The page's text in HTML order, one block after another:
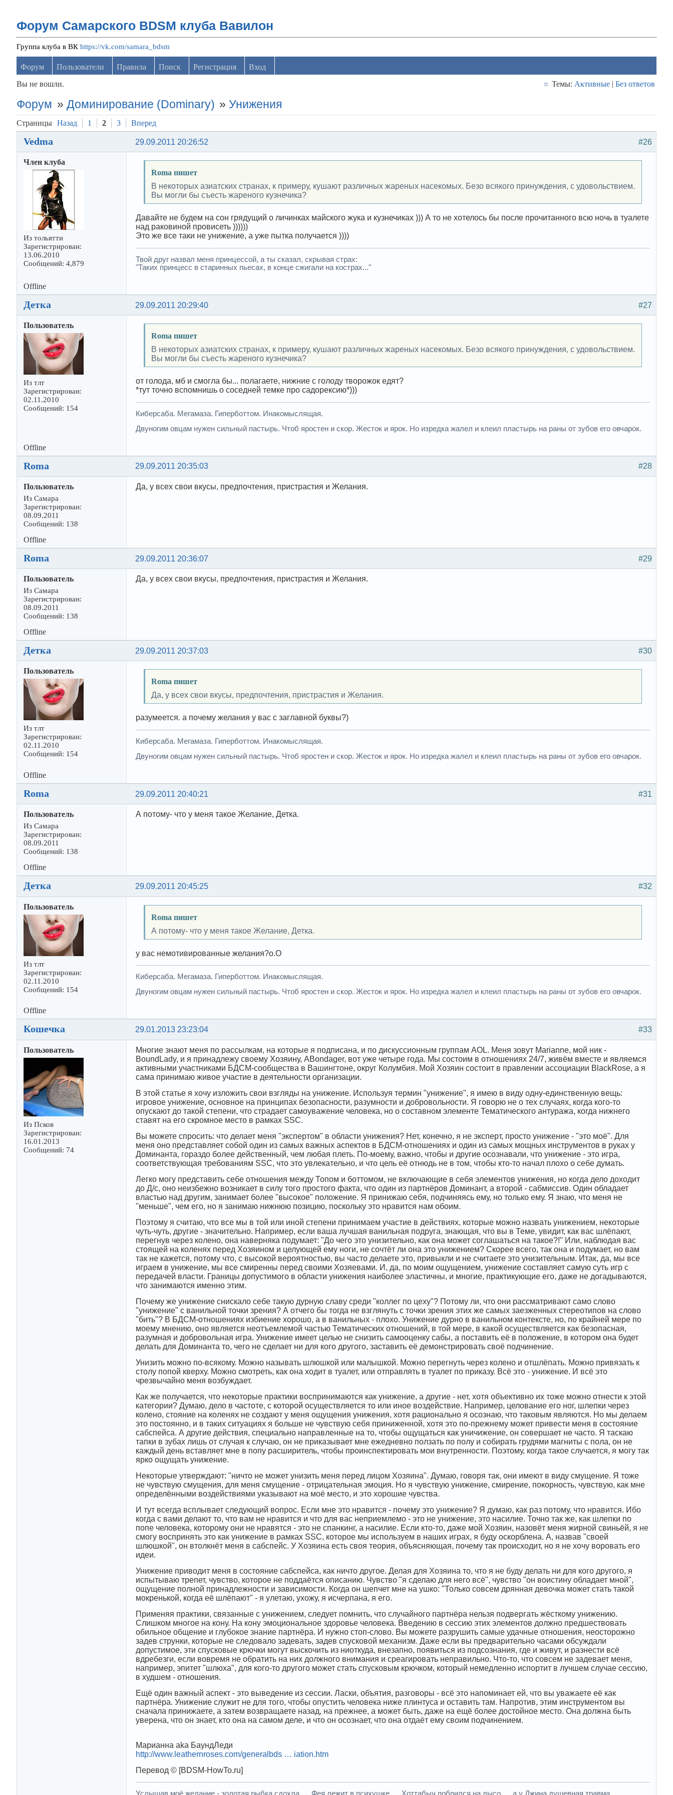
Форум Самарского BDSM клуба Вавилон
Группа клуба в ВКhttps://vk.com/samara_bdsm
Форум Пользователи Правила Поиск Регистрация
Вход
Вы не вошли.
Темы: Активные| Без ответов
Форум » Доминирование (Dominary) »Унижения
Страницы Назад 1 2 3 Вперед
#26
29.09.2011 20:26:52
Vedma
Член клуба
Из тольятти
Зарегистрирован:
13.06.2010
Сообщений: 4,879
Roma пишет
В некоторых азиатских странах, к примеру, кушают различных жареных насекомых. Безо всякого принуждения, с удовольствием.
Вы могли бы съесть жареного кузнечика?
Давайте не будем на сон грядущий о личинках майского жука и кузнечиках ))) А то не хотелось бы после прочитанного всю ночь в туалете
над раковиной провисеть ))))))
Это же все таки не унижение, а уже пытка получается ))))
Твой друг назвал меня принцессой, а ты сказал, скрывая страх:
"Таких принцесс в старинных пьесах, в конце сжигали на кострах..."
Offline
#27
29.09.2011 20:29:40
Деткa
Пользователь
Из тлт
Зарегистрирован:
02.11.2010
Сообщений: 154
Roma пишет
В некоторых азиатских странах, к примеру, кушают различных жареных насекомых. Безо всякого принуждения, с удовольствием.
Вы могли бы съесть жареного кузнечика?
от голода, мб и смогла бы... полагаете, нижние с голоду творожок едят?
*тут точно вспомнишь о соседней темке про садорексию*)))
Киберсаба. Мегамаза. Гиперботтом. Инакомыслящая.
Двуногим овцам нужен сильный пастырь. Чтоб яростен и скор. Жесток и ярок. Но изредка жалел и клеил пластырь на раны от зубов его овчарок.
Offline
#28
29.09.2011 20:35:03
Roma
Пользователь
Из Самара
Зарегистрирован:
08.09.2011
Сообщений: 138
Да, у всех свои вкусы, предпочтения, пристрастия и Желания.
Offline
#29
29.09.2011 20:36:07
Roma
Пользователь
Из Самара
Зарегистрирован:
08.09.2011
Сообщений: 138
Да, у всех свои вкусы, предпочтения, пристрастия и Желания.
Offline
#30
29.09.2011 20:37:03
Деткa
Пользователь
Из тлт
Зарегистрирован:
02.11.2010
Сообщений: 154
Roma пишет
Да, у всех свои вкусы, предпочтения, пристрастия и Желания.
разумеется. а почему желания у вас с заглавной буквы?)
Киберсаба. Мегамаза. Гиперботтом. Инакомыслящая.
Двуногим овцам нужен сильный пастырь. Чтоб яростен и скор. Жесток и ярок. Но изредка жалел и клеил пластырь на раны от зубов его овчарок.
Offline
#31
29.09.2011 20:40:21
Roma
Пользователь
Из Самара
Зарегистрирован:
08.09.2011
Сообщений: 138
А потому- что у меня такое Желание, Детка.
Offline
#32
29.09.2011 20:45:25
Деткa
Пользователь
Из тлт
Зарегистрирован:
02.11.2010
Сообщений: 154
Roma пишет
А потому- что у меня такое Желание, Детка.
у вас немотивированные желания?о.О
Киберсаба. Мегамаза. Гиперботтом. Инакомыслящая.
Двуногим овцам нужен сильный пастырь. Чтоб яростен и скор. Жесток и ярок. Но изредка жалел и клеил пластырь на раны от зубов его овчарок.
Offline
#33
29.01.2013 23:23:04
Кошечка
Пользователь
Из Псков
Зарегистрирован:
16.01.2013
Сообщений: 74
Многие знают меня по рассылкам, на которые я подписана, и по дискуссионным группам AOL. Меня зовут Marianne, мой ник -
BoundLady, и я принадлежу своему Хозяину, ABondager, вот уже четыре года. Мы состоим в отношениях 24/7, живём вместе и являемся
активными участниками БДСМ-сообщества в Вашингтоне, округ Колумбия. Мой Хозяин состоит в правлении ассоциации BlackRose, а я
сама принимаю живое участие в деятельности организации.
В этой статье я хочу изложить свои взгляды на унижение. Используя термин "унижение", я имею в виду одну-единственную вещь:
игровое унижение, основное на принципах безопасности, разумности и добровольности. Я говорю не о тех случаях, когда кого-то
опускают до такой степени, что страдает самоуважение человека, но о составном элементе Тематического антуража, когда нижнего
ставят на его скромное место в рамках SSC.
Вы можете спросить: что делает меня "экспертом" в области унижения? Нет, конечно, я не эксперт, просто унижение - "это моё". Для
меня оно представляет собой один из самых важных аспектов в БДСМ-отношениях и один из самых мощных инструментов в руках у
Доминанта, гораздо более действенный, чем любая плеть. По-моему, важно, чтобы и другие осознавали, что унижение - это игра,
соответствующая требованиям SSC, что это увлекательно, и что цель её отнюдь не в том, чтобы кто-то начал плохо о себе думать.
Легко могу представить себе отношения между Топом и боттомом, не включающие в себя элементов унижения, но когда дело доходит
до Д/с, оно неизбежно возникает в силу того простого факта, что один из партнёров Доминант, а второй - сабмиссив. Один обладает
властью над другим, занимает более "высокое" положение. Я принижаю себя, подчиняясь ему, но только ему. Я знаю, что меня не
"меньше", чем его, но я занимаю нижнюю позицию, поскольку это нравится нам обоим.
Поэтому я считаю, что все мы в той или иной степени принимаем участиe в действиях, которые можно назвать унижением, некоторые
чуть-чуть, другие - значительно. Например, если ваша лучшая ванильная подруга, знающая, что вы в Теме, увидит, как вас шлёпают,
перегнув через колено, она наверняка подумает: "До чего это унизительно, как она может соглашаться на такое?!" Или, наблюдая вас
стоящей на коленях перед Хозяином и целующей ему ноги, не сочтёт ли она это унижением? Скорее всего, так она и подумает, но вам
так не кажется, потому что, с высокой вероятностью, вы часто делаете это, привыкли и не считаете это унизительным. Итак, да, мы все
играем в унижение, мы все смиренны перед своими Хозяевами. И, да, по моим ощущением, унижение составляет самую суть игр с
передачей власти. Границы допустимого в области унижения наиболее эластичны, и многие, практикующие его, даже не догадываются,
что занимаются именно этим.
Почему же унижение снискало себе такую дурную славу среди "коллег по цеху"? Потому ли, что они рассматривают само слово
"унижение" с ванильной точки зрения? А отчего бы тогда не взглянуть с точки зрения этих же самых заезженных стереотипов на слово
"бить"? В БДСМ-отношениях избиение хорошо, а в ванильных - плохо. Унижение дурно в ванильном контексте, но, по крайней мере по
моему мнению, оно является неотъемлемой частью Тематических отношений, в той мере, в какой осуществляется как безопасная,
разумная и добровольная игра. Унижение имеет целью не снизить самооценку сабы, а поставить её в положение, в котором она будет
делать для Доминанта то, чего не сделает ни для кого другого, заставить её демонстрировать своё подчинение.
Унизить можно по-всякому. Можно называть шлюшкой или малышкой. Можно перегнуть через колено и отшлёпать. Можно привязать к
столу попой кверху. Можно смотреть, как она ходит в туалет, или отправлять в туалет по приказу. Всё это - унижение. И всё это
чрезвычайно меня возбуждает.
Как же получается, что некоторые практики воспринимаются как унижение, а другие - нет, хотя объективно их тоже можно отнести к этой
категории? Думаю, дело в частоте, с которой осуществляется то или иное воздействие. Например, целование его ног, шлепки через
колено, стояние на коленях не создают у меня ощущения унижения, хотя рационально я осознаю, что таковым являются. Но мы делаем
это постоянно, и в таких ситуациях я больше не чувствую себя приниженной, хотя это по-прежнему может привести меня в состояние
сабспейса. А другие действия, специально направленные на то, чтобы ощущаться как уничижение, он совершает не часто. Я таскаю
тапки в зубах лишь от случая к случаю, он не приказывает мне ежедневно ползать по полу и собирать грудями магниты с пола, он не
каждый день вставляет мне в попу расширитель, чтобы проинспектировать мои внутренности. Поэтому, когда такое случается, я могу так
ярко ощущать унижение.
Некоторые утверждают: "ничто не может унизить меня перед лицом Хозяина". Думаю, говоря так, они имеют в виду смущение. Я тоже
не чувствую смущения, для меня смущение - отрицательная эмоция. Но я чувствую унижение, смирение, покорность, чувствую, как мне
определёнными воздействиями указывают на моё место, и это хорошие чувства.
И тут всегда всплывает следующий вопрос. Если мне это нравится - почему это унижение? Я думаю, как раз потому, что нравится. Ибо
когда с вами делают то, что вам не нравится и что для вас неприемлемо - это не унижение, это насилие. Точно так же, как шлепки по
попе человека, которому они не нравятся - это не спанкинг, а насилие. Если кто-то, даже мой Хозяин, назовёт меня жирной свиньёй, я не
смогу воспринять это как унижение в рамках SSC, которое мы используем в наших играх, я буду оскорблена. А, назвав "своей
шлюшкой", он втолкнёт меня в сабспейс. У Хозяина есть своя теория, объясняющая, почему так происходит, но я не хочу воровать его
идеи.
Унижение приводит меня в состояние сабспейса, как ничто другое. Делая для Хозяина то, что я не буду делать ни для кого другого, я
испытываю трепет, чувство, которое не поддаётся описанию. Чувство "я сделаю для него всё", чувство "он воистину обладает мной",
ощущение полной принадлежности и зависимости. Когда он шепчет мне на ушко: "Только совсем дрянная девочка может стать такой
мокренькой, когда её шлёпают" - я улетаю, ухожу, я исчерпана, я его.
Применяя практики, связанные с унижением, следует помнить, что случайного партнёра нельзя подвергать жёсткому унижению.
Слишком многое на кону. На кону эмоциональное здоровье человека. Введению в сессию этих элементов должно предшествовать
обильное общение и глубокое знание партнёра. И нужно стоп-слово. Вы можете разрушить самые удачные отношения, неосторожно
задев струнки, которые не следовало задевать, задев спусковой механизм. Даже если вы предварительно часами обсуждали
допустимое, эти спусковые крючки могут выскочить из ниоткуда, внезапно, появиться из подсознания, где и живут, и разнести всё
вдребезги, если вовремя не обратить на них должного внимания и среагировать неправильно. Что-то, что совсем не задевает меня,
например, эпитет "шлюха", для кого-то другого может стать спусковым крючком, который немедленно испортит в лучшем случае сессию,
в худшем - отношения.
Ещё один важный аспект - это выведение из сессии. Ласки, объятия, разговоры - всё это напоминает ей, что вы уважаете её как
партнёра. Унижение служит не для того, чтобы опустить человека ниже плинтуса и оставить там. Напротив, этим инструментом вы
сначала принижаете, а затем возвращаете назад, на прежнее, а может быть, даже на ещё более достойное место. Она должна быть
уверена, что он знает, кто она на самом деле, и что он осознает, что она отдаёт ему своим подчинением.
Марианна aka БаундЛеди
http://www.leathernroses.com/generalbds … iation.htm
Перевод © [BDSM-HowTo.ru]